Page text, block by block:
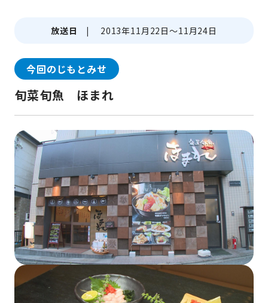
放送日 | 2013年11月22日～11月24日
今回のじもとみせ
旬菜旬魚 ほまれ